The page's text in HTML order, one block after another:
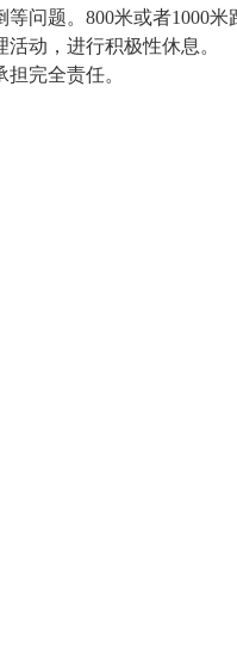
问题。800米或者1000
动，进行积极性休息。
完全责任。